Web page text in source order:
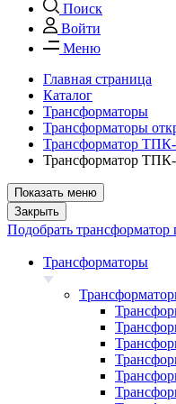
Поиск
Войти
Меню
Главная страница
Каталог
Трансформаторы
Трансформаторы
Трансформатор
Трансформатор
Показать меню
Закрыть
Подобрать трансформатор
Трансформаторы